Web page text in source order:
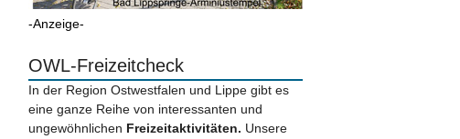
-Anzeige-
OWL-Freizeitcheck
In der Region Ostwestfalen und Lippe gibt es
eine ganze Reihe von interessanten und
ungewöhnlichen Freizeitaktivitäten. Unsere